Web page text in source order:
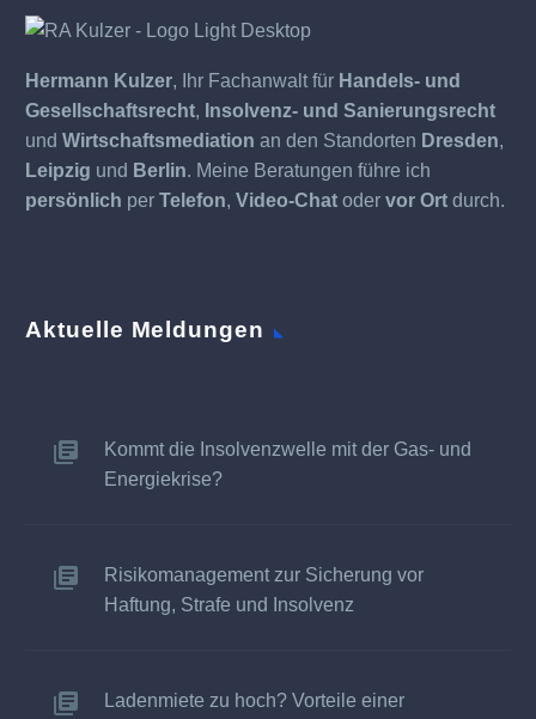
Hermann Kulzer, Ihr Fachanwalt für Handels- und
Gesellschaftsrecht, Insolvenz- und Sanierungsrecht
und Wirtschaftsmediation an den Standorten Dresden,
Leipzig und Berlin. Meine Beratungen führe ich
persönlich per Telefon, Video-Chat oder vor Ort durch.
Aktuelle Meldungen
Kommt die Insolvenzwelle mit der Gas- und
Energiekrise?
Risikomanagement zur Sicherung vor
Haftung, Strafe und Insolvenz
Ladenmiete zu hoch? Vorteile einer